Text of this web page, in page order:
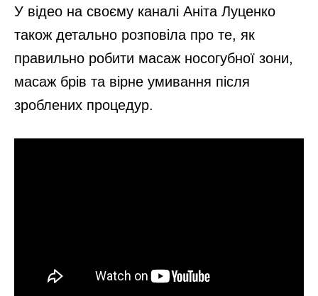
У відео на своєму каналі Аніта Луценко
також детально розповіла про те, як
правильно робити масаж носогубної зони,
масаж брів та вірне умивання після
зроблених процедур.